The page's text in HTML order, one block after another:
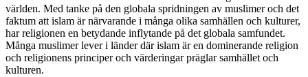
världen. Med tanke på den globala spridningen av muslimer och det
faktum att islam är närvarande i många olika samhällen och kulturer,
har religionen en betydande inflytande på det globala samfundet.
Många muslimer lever i länder där islam är en dominerande religion
och religionens principer och värderingar präglar samhället och
kulturen.